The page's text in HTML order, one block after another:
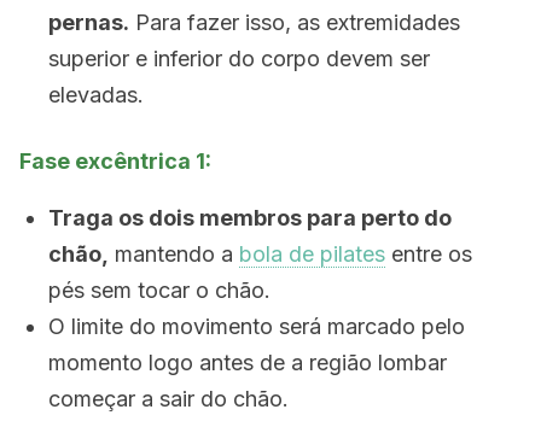
pernas. Para fazer isso, as extremidades
superior e inferior do corpo devem ser
elevadas.
Fase excêntrica 1:
Traga os dois membros para perto do
chão, mantendo a bola de pilates entre os
pés sem tocar o chão.
O limite do movimento será marcado pelo
momento logo antes de a região lombar
começar a sair do chão.